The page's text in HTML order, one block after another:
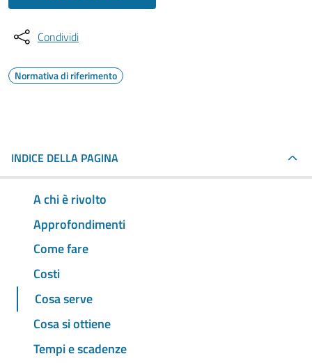
Condividi
Normativa di riferimento
INDICE DELLA PAGINA
A chi è rivolto
Approfondimenti
Come fare
Costi
Cosa serve
Cosa si ottiene
Tempi e scadenze